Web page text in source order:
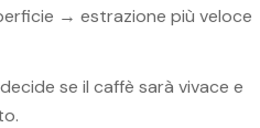
→ estrazione più veloce
se il caffè sarà vivace e